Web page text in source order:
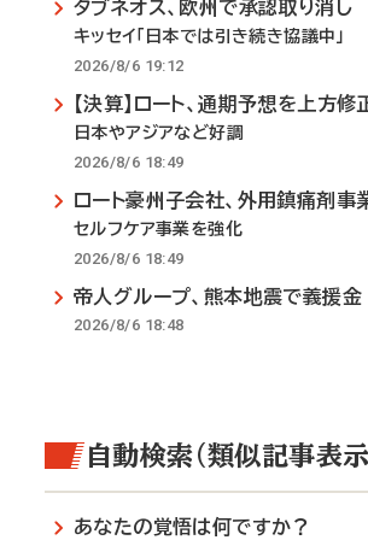
タブネオス、欧州で承認取り消し
キッセイ「日本では引き続き協議中」
2026/8/6 19:12
【決算】ロート、通期予想を上方修
日本やアジアなど好調
2026/8/6 18:49
ロート豪州子会社、外用鎮痛剤事
セルフケア事業を強化
2026/8/6 18:49
帝人グループ、熊本地震で義援金
2026/8/6 18:48
自動検索（類似記事表示
あなたの覚悟は何ですか？